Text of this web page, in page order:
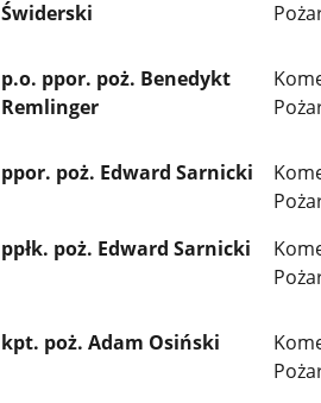
Świderski
p.o. ppor. poż. Benedykt
Remlinger
ppor. poż. Edward Sarnicki
ppłk. poż. Edward Sarnicki
kpt. poż. Adam Osiński